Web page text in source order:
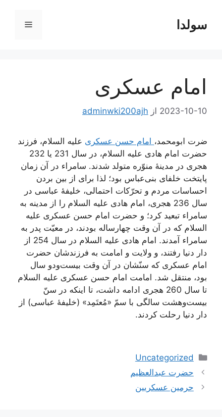
محتواسولدا فهرست
امام عسکری
2023-10-10 از adminwki200ajh
ضرت ابومحمد، امام حسن عسکری علیه السلام، فرزند
حضرت امام هادی علیه السلام، در سال 231 یا 232
هجری در مدینۀ منوّره متولد شدند. سامراء در آن زمان
پایتخت خلفای بنی‌عباس بود؛ لذا برای از بین بردن
احساسات مردم و تحرّکات احتمالی، خلیفۀ عباسی در
سال 236 هجری، امام هادی علیه السلام را از مدینه به
سامراء تبعید کرد؛ و حضرت امام حسن عسکری علیه
السلام که در آن وقت چهارساله بودند، در معیّت پدر به
سامراء آمدند. امام هادی علیه السلام در سال 254 از
دار دنیا رفتند، و ولایت و امامت به فرزندشان حضرت
امام عسکری که سنّشان در آن وقت بیست‌ودو سال
بود، منتقل شد. امامت امام حسن عسکری علیه السلام
تا سال 260 هجری ادامه داشت، تا اینکه در سنّ
بیست‌وهشت سالگی با سمّ «مُعتَمِد» (خلیفۀ عباسی) از
دار دنیا رحلت کردند.
دسته‌ها
Uncategorized
ناوبری
نوشته‌ها
حضرت عبدالعظیم
حرمین عسکریین